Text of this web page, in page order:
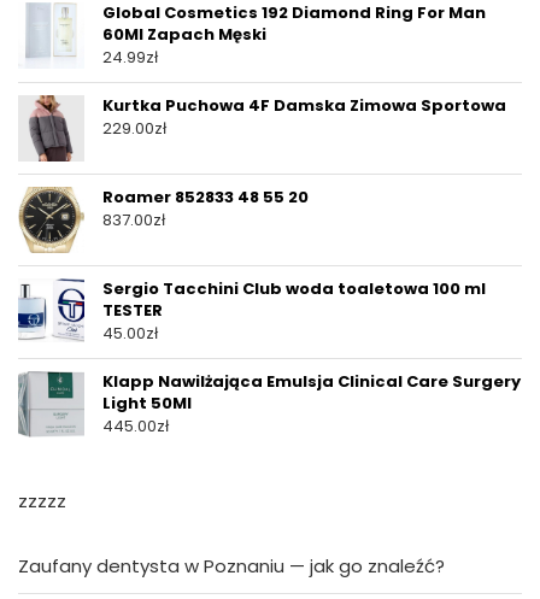
Global Cosmetics 192 Diamond Ring For Man
60Ml Zapach Męski
24.99zł
Kurtka Puchowa 4F Damska Zimowa Sportowa
229.00zł
Roamer 852833 48 55 20
837.00zł
Sergio Tacchini Club woda toaletowa 100 ml
TESTER
45.00zł
Klapp Nawilżająca Emulsja Clinical Care Surgery
Light 50Ml
445.00zł
zzzzz
Zaufany dentysta w Poznaniu — jak go znaleźć?